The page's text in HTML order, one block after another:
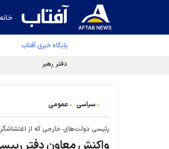
خانه
پایگاه خبری آفتاب
دفتر رهبر انقلاب ادعای
سیاسی عمومی
رئیسی دولت‌های خارجی که از